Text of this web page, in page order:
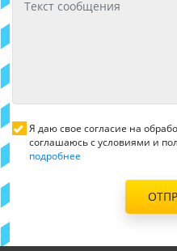
Я даю свое согласие на
соглашаюсь с условиями и
подробнее